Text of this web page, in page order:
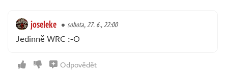
joseleke sobota, 27. 6., 22:00
Jedinně WRC :-O
Odpovědět